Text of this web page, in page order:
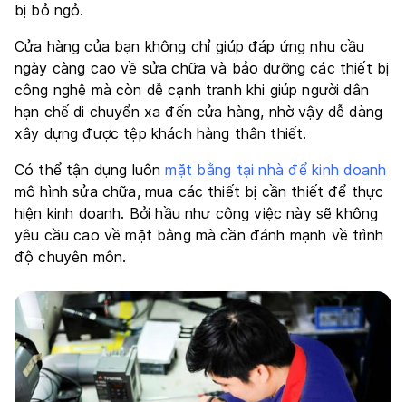
bị bỏ ngỏ.
Cửa hàng của bạn không chỉ giúp đáp ứng nhu cầu
ngày càng cao về sửa chữa và bảo dưỡng các thiết bị
công nghệ mà còn dễ cạnh tranh khi giúp người dân
hạn chế di chuyển xa đến cửa hàng, nhờ vậy dễ dàng
xây dựng được tệp khách hàng thân thiết.
Có thể tận dụng luônmặt bằng tại nhà để kinh doanh
mô hình sửa chữa, mua các thiết bị cần thiết để thực
hiện kinh doanh. Bởi hầu như công việc này sẽ không
yêu cầu cao về mặt bằng mà cần đánh mạnh về trình
độ chuyên môn.